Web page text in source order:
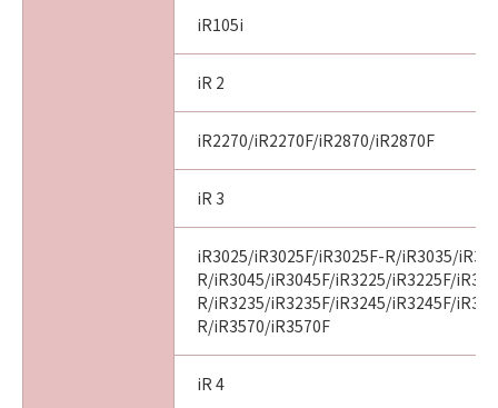
iR105i
iR 2
iR2270/iR2270F/iR2870/iR2870F
iR 3
iR3025/iR3025F/iR3025F-R/iR3035/
R/iR3045/iR3045F/iR3225/iR3225F/
R/iR3235/iR3235F/iR3245/iR3245F/
R/iR3570/iR3570F
iR 4